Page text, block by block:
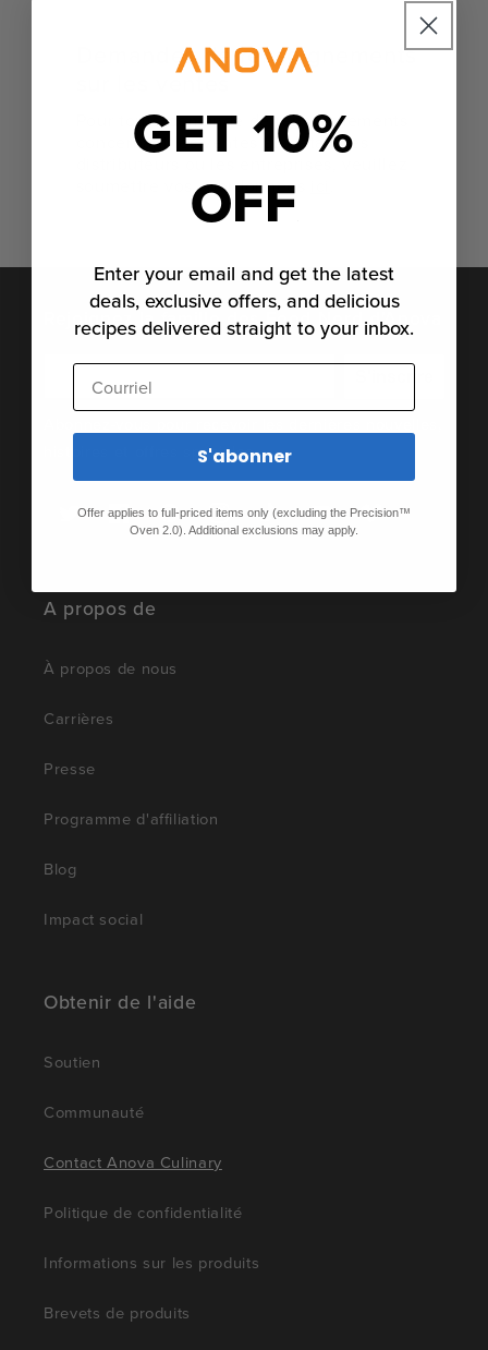
Demandes de renseignements
sur les ventes
Pour toute demande de renseignements
concernant les ventes au détail, les
soumettre vos coordonnées
Rejoignez la famille des Food Nerd d'Anova
histoires et offres spéciales.
TwitterFacebookPinterestInstagramTikTokYouTubeVimeo
A propos de
À propos de nous
Carrières
Presse
Programme d'affiliation
Blog
Impact social
Obtenir de l'aide
Soutien
Communauté
Contact Anova Culinary
Politique de confidentialité
Informations sur les produits
Brevets de produits
GET 10%
OFF
Enter your email and get the latest
deals, exclusive offers, and delicious
recipes delivered straight to your inbox.
Courriel
S'abonner
Offer applies to full-priced items only (excluding the Precision™
Oven 2.0). Additional exclusions may apply.